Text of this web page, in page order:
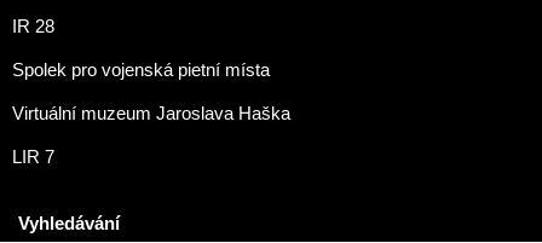
IR 28
Spolek pro vojenská pietní místa
Virtuální muzeum Jaroslava Haška
LIR 7
Vyhledávání